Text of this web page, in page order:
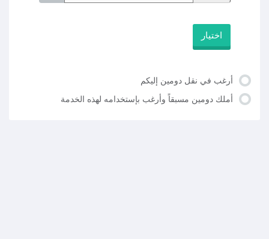
اختيار
أرغب في نقل دومين إليكم
أملك دومين مسبقاً وأرغب بإستخدامه لهذه الخدمة